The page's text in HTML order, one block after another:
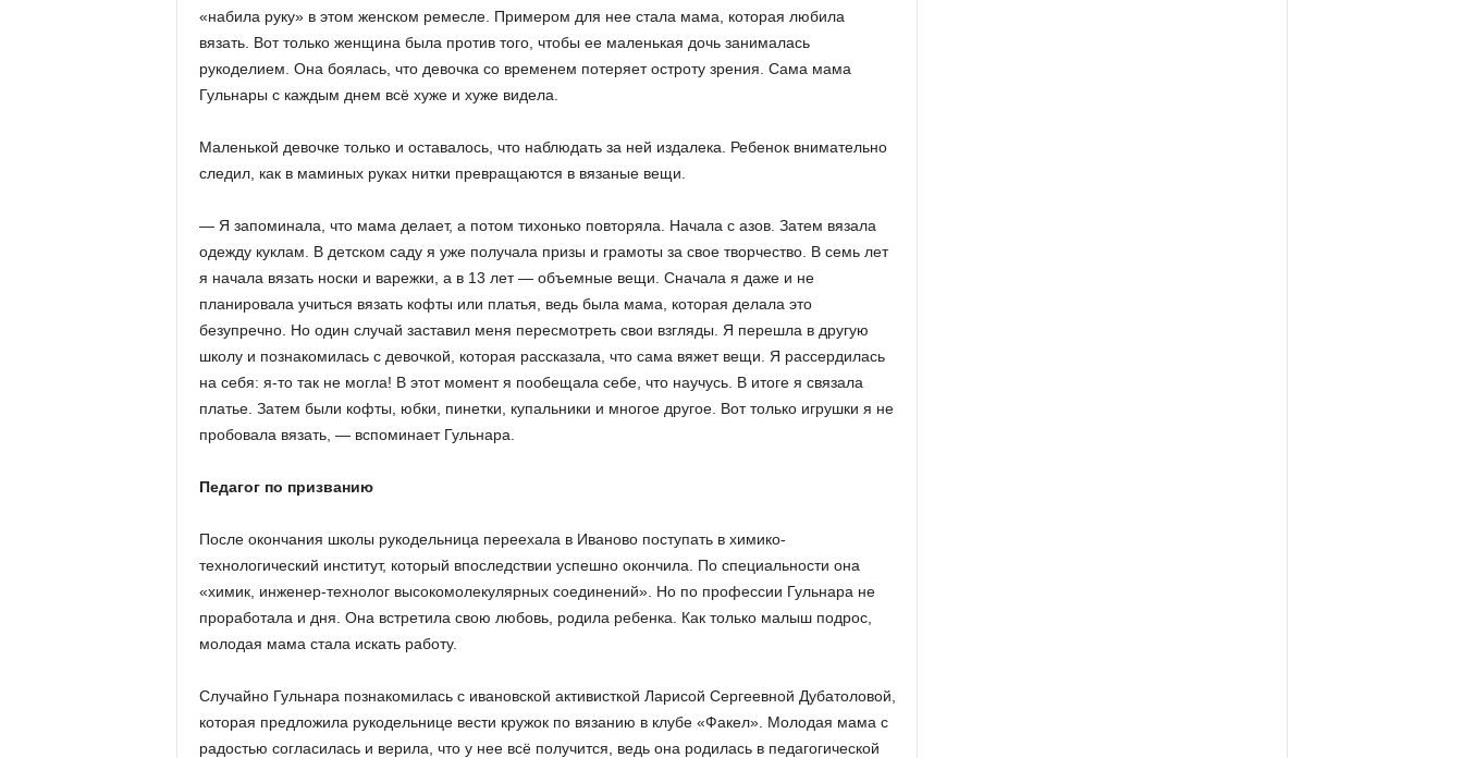
«набила руку» в этом женском ремесле. Примером для нее стала мама, которая любила
вязать. Вот только женщина была против того, чтобы ее маленькая дочь занималась
рукоделием. Она боялась, что девочка со временем потеряет остроту зрения. Сама мама
Гульнары с каждым днем всё хуже и хуже видела.
Маленькой девочке только и оставалось, что наблюдать за ней издалека. Ребенок внимательно
следил, как в маминых руках нитки превращаются в вязаные вещи.
— Я запоминала, что мама делает, а потом тихонько повторяла. Начала с азов. Затем вязала
одежду куклам. В детском саду я уже получала призы и грамоты за свое творчество. В семь лет
я начала вязать носки и варежки, а в 13 лет — объемные вещи. Сначала я даже и не
планировала учиться вязать кофты или платья, ведь была мама, которая делала это
безупречно. Но один случай заставил меня пересмотреть свои взгляды. Я перешла в другую
школу и познакомилась с девочкой, которая рассказала, что сама вяжет вещи. Я рассердилась
на себя: я-то так не могла! В этот момент я пообещала себе, что научусь. В итоге я связала
платье. Затем были кофты, юбки, пинетки, купальники и многое другое. Вот только игрушки я не
пробовала вязать, — вспоминает Гульнара.
Педагог по призванию
После окончания школы рукодельница переехала в Иваново поступать в химико-
технологический институт, который впоследствии успешно окончила. По специальности она
«химик, инженер-технолог высокомолекулярных соединений». Но по профессии Гульнара не
проработала и дня. Она встретила свою любовь, родила ребенка. Как только малыш подрос,
молодая мама стала искать работу.
Случайно Гульнара познакомилась с ивановской активисткой Ларисой Сергеевной Дубатоловой,
которая предложила рукодельнице вести кружок по вязанию в клубе «Факел». Молодая мама с
радостью согласилась и верила, что у нее всё получится, ведь она родилась в педагогической